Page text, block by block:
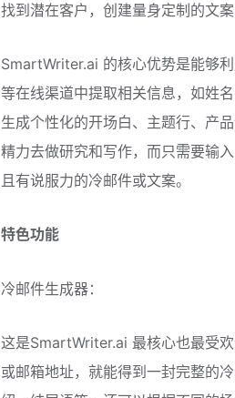
找到潜在客户，创建量身定制的文案
SmartWriter.ai 的核心优势是能够
等在线渠道中提取相关信息，如姓
生成个性化的开场白、主题行、产
精力去做研究和写作，而只需要输
且有说服力的冷邮件或文案。
特色功能
冷邮件生成器：
这是SmartWriter.ai 最核心也最受
或邮箱地址，就能得到一封完整的